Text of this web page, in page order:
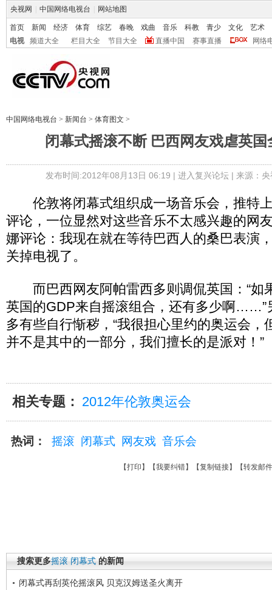
央视网 中国网络电视台 网站地图
首页 新闻 经济 体育 综艺 春晚 戏曲 音乐 科教 青少 文化
艺术
电视
频道大全 栏目大全 节目大全 直播中国 赛事直播 网络
中国网络电视台 > 新闻台 > 体育图文 >
闭幕式摇滚不断 巴西网友戏虐英国
发布时间:2012年08月13日 06:19 | 进入复兴论坛| 来源：
伦敦将闭幕式组织成一场音乐会，推特
评论，一位显然对这些音乐不太感兴趣的网
娜评论：我现在就在等待巴西人的桑巴表演
关掉电视了。
而巴西网友阿帕雷西多则调侃英国：“如
英国的GDP来自摇滚组合，还有多少啊……”
多有些自行惭秽，“我很担心里约的奥运会，
并不是其中的一部分，我们擅长的是派对！”
相关专题： 2012年伦敦奥运会
热词： 摇滚 闭幕式 网友戏 音乐会
【打印 】【我要纠错】【复制链接】【转发邮件
搜索更多摇滚 闭幕式 的新闻
闭幕式再刮英伦摇滚风 贝克汉姆送圣火离开